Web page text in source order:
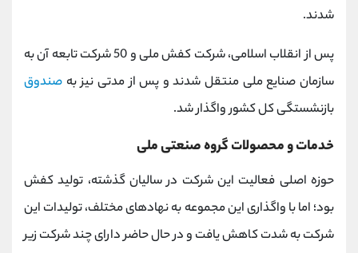
شدند.
پس از انقلاب اسلامی، شرکت کفش ملی و 50 شرکت تابعه آن به
سازمان صنایع ملی منتقل شدند و پس از مدتی نیز به صندوق
بازنشستگی کل کشور واگذار شد.
خدمات و محصولات گروه صنعتی ملی
حوزه اصلی فعالیت این شرکت در سالیان گذشته، تولید کفش
بود؛ اما با واگذاری این مجموعه به نهادهای مختلف، تولیدات این
شرکت به شدت کاهش یافت و در حال حاضر دارای چند شرکت زیر